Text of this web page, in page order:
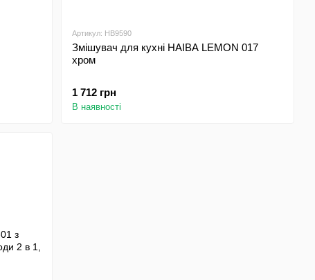
Артикул: HB9590
Змішувач для кухні HAIBA LEMON 017
хром
1 712 грн
В наявності